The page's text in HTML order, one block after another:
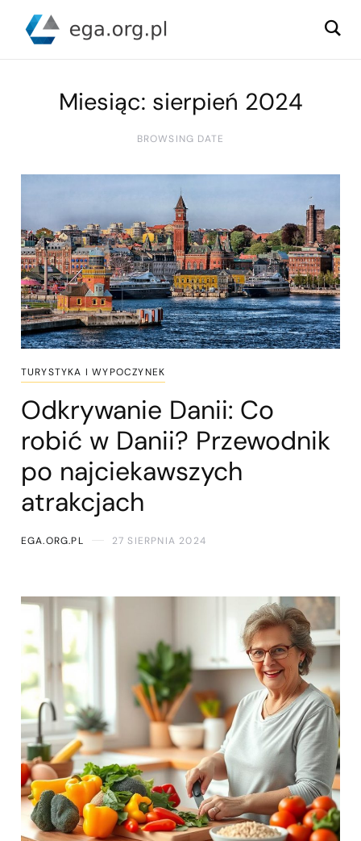
Miesiąc: sierpień 2024
BROWSING DATE
TURYSTYKA I WYPOCZYNEK
Odkrywanie Danii: Co
robić w Danii? Przewodnik
po najciekawszych
atrakcjach
EGA.ORG.PL 27 SIERPNIA 2024